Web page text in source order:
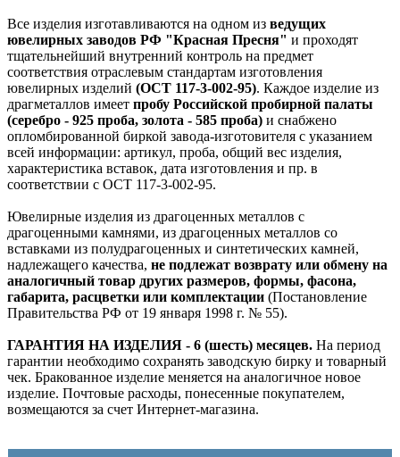
Все изделия изготавливаются на одном из ведущих
ювелирных заводов РФ "Красная Пресня" и проходят
тщательнейший внутренний контроль на предмет
соответствия отраслевым стандартам изготовления
ювелирных изделий (ОСТ 117-3-002-95). Каждое изделие из
драгметаллов имеет пробу Российской пробирной палаты
(серебро - 925 проба, золота - 585 проба) и снабжено
опломбированной биркой завода-изготовителя с указанием
всей информации: артикул, проба, общий вес изделия,
характеристика вставок, дата изготовления и пр. в
соответствии с ОСТ 117-3-002-95.
Ювелирные изделия из драгоценных металлов с
драгоценными камнями, из драгоценных металлов со
вставками из полудрагоценных и синтетических камней,
надлежащего качества, не подлежат возврату или обмену на
аналогичный товар других размеров, формы, фасона,
габарита, расцветки или комплектации (Постановление
Правительства РФ от 19 января 1998 г. № 55).
ГАРАНТИЯ НА ИЗДЕЛИЯ - 6 (шесть) месяцев. На период
гарантии необходимо сохранять заводскую бирку и товарный
чек. Бракованное изделие меняется на аналогичное новое
изделие. Почтовые расходы, понесенные покупателем,
возмещаются за счет Интернет-магазина.